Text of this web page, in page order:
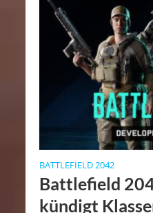
BATTLEFIELD 2042
Battlefield
kündigt